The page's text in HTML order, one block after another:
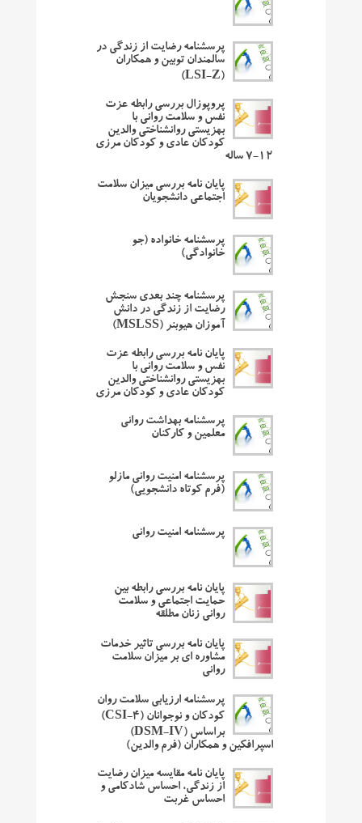
پرسشنامه رضایت از زندگی در
سالمندان توبین و همکاران
(LSI-Z)
پروپوزال بررسی رابطه عزت
نفس و سلامت روانی با
بهزیستی روانشناختی والدین
کودکان عادی و کودکان مرزی
۱۲-۷ ساله
پایان نامه بررسی میزان سلامت
اجتماعی دانشجویان
پرسشنامه خانواده (جو
خانوادگی)
پرسشنامه چند بعدی سنجش
رضایت از زندگی در دانش
آموزان هیوبنر (MSLSS)
پایان نامه بررسی رابطه عزت
نفس و سلامت روانی با
بهزیستی روانشناختی والدین
کودکان عادی و کودکان مرزی
پرسشنامه بهداشت روانی
معلمین و کارکنان
پرسشنامه امنیت روانی مازلو
(فرم کوتاه دانشجویی)
پرسشنامه امنیت روانی
پایان نامه بررسی رابطه بین
حمایت اجتماعی و سلامت
روانی زنان مطلقه
پایان نامه بررسی تاثیر خدمات
مشاوره ای بر میزان سلامت
روانی
پرسشنامه ارزیابی سلامت روان
کودکان و نوجوانان (CSI-4)
براساس (DSM-IV)
اسپرافکین و همکاران (فرم والدین)
پایان نامه مقایسه میزان رضایت
از زندگی، احساس شادکامی و
احساس غربت